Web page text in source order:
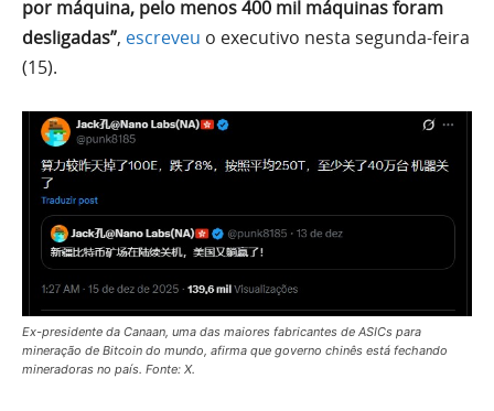
por máquina, pelo menos 400 mil máquinas foram
desligadas”, escreveu o executivo nesta segunda-feira
(15).
Ex-presidente da Canaan, uma das maiores fabricantes de ASICs para
mineração de Bitcoin do mundo, afirma que governo chinês está fechando
mineradoras no país. Fonte: X.